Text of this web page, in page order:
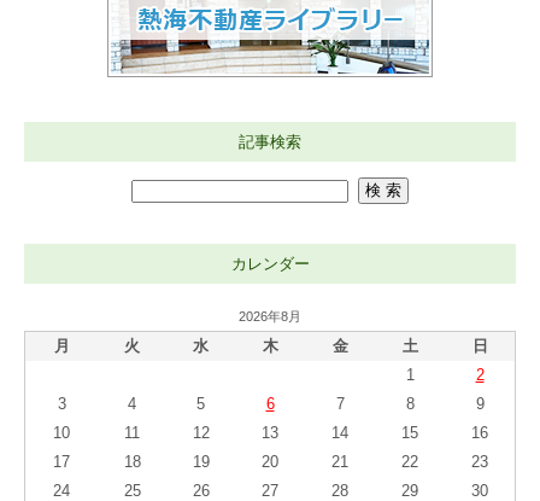
記事検索
カレンダー
2026年8月
月 火 水 木 金 土 日
1
2
3
4 5 6 7 8
9
10
11 12 13 14 15
16
17
18 19 20 21 22
23
24
25 26 27 28 29
30